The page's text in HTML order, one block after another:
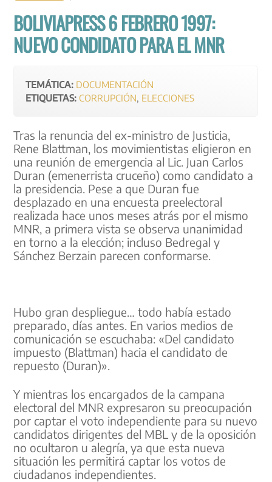
BOLIVIAPRESS 6 FEBRERO 1997:
NUEVO CONDIDATO PARA EL MNR
TEMÁTICA: DOCUMENTACIÓN
ETIQUETAS: CORRUPCIÓN ELECCIONES
Tras la renuncia del ex-ministro de Justicia,
Rene Blattman, los movimientistas eligieron en
una reunión de emergencia al Lic. Juan Carlos
Duran (emenerrista cruceño) como candidato a
la presidencia. Pese a que Duran fue
desplazado en una encuesta preelectoral
realizada hace unos meses atrás por el mismo
MNR, a primera vista se observa unanimidad
en torno a la elección; incluso Bedregal y
Sánchez Berzain parecen conformarse.
Hubo gran despliegue… todo había estado
preparado, días antes. En varios medios de
comunicación se escuchaba: «Del candidato
impuesto (Blattman) hacia el candidato de
repuesto (Duran)».
Y mientras los encargados de la campana
electoral del MNR expresaron su preocupación
por captar el voto independiente para su nuevo
candidatos dirigentes del MBL y de la oposición
no ocultaron u alegría, ya que esta nueva
situación les permitirá captar los votos de
ciudadanos independientes.